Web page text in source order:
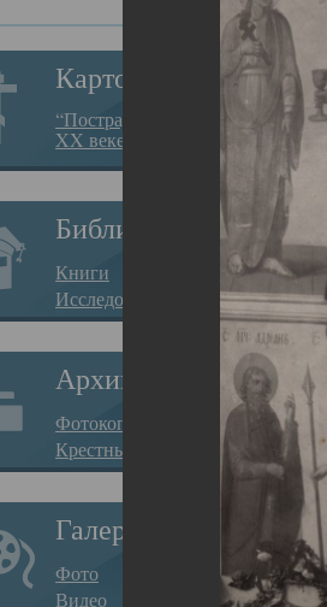
Картотека
“Пострадавшие за веру в
XX веке на Севере”
Библиотека
Книги
Исследования
Архив
Фотокопии дел
Крестные ходы
Галерея
Фото
Видео